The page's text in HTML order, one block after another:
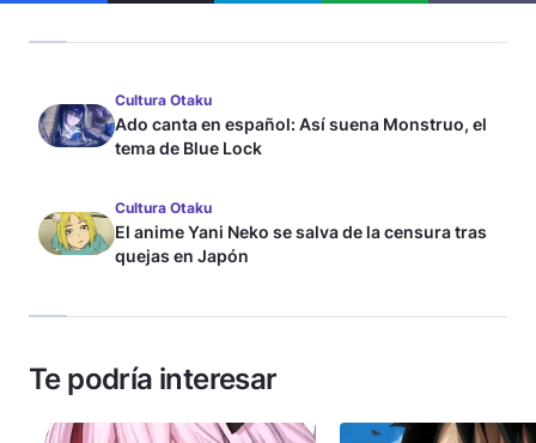
Cultura Otaku
Ado canta en español: Así suena Monstruo, el
tema de Blue Lock
Cultura Otaku
El anime Yani Neko se salva de la censura tras
quejas en Japón
Te podría interesar